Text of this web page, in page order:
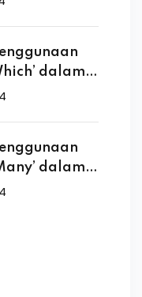
dalam
dalam